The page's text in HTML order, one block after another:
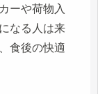
ーや荷物入
なる人は来
食後の快適